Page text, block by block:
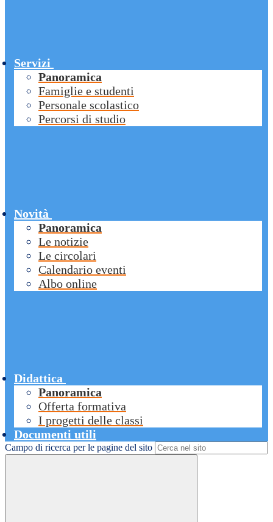
Servizi
Panoramica
Famiglie e studenti
Personale scolastico
Percorsi di studio
Novità
Panoramica
Le notizie
Le circolari
Calendario eventi
Albo online
Didattica
Panoramica
Offerta formativa
I progetti delle classi
Documenti utili
Campo di ricerca per le pagine del sito